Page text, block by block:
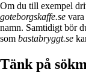
Om du till exempel
goteborgskaffe.se
namn. Samtidigt bör
som bastabryggt.se
Tänk på